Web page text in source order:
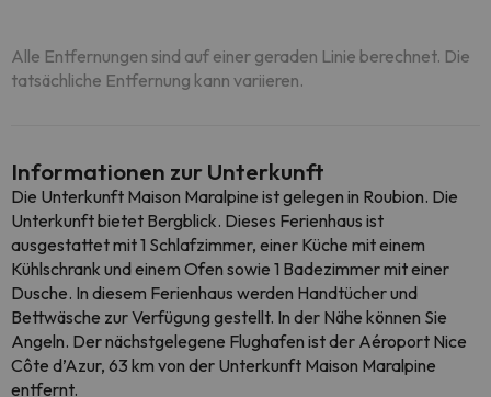
Alle Entfernungen sind auf einer geraden Linie berechnet. Die
tatsächliche Entfernung kann variieren.
Informationen zur Unterkunft
Die Unterkunft Maison Maralpine ist gelegen in Roubion. Die
Unterkunft bietet Bergblick. Dieses Ferienhaus ist
ausgestattet mit 1 Schlafzimmer, einer Küche mit einem
Kühlschrank und einem Ofen sowie 1 Badezimmer mit einer
Dusche. In diesem Ferienhaus werden Handtücher und
Bettwäsche zur Verfügung gestellt. In der Nähe können Sie
Angeln. Der nächstgelegene Flughafen ist der Aéroport Nice
Côte d’Azur, 63 km von der Unterkunft Maison Maralpine
entfernt.